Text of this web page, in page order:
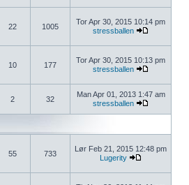
22 1005
Tor Apr 30, 2015 10:14 pm
stressballen
10 177
Tor Apr 30, 2015 10:13 pm
stressballen
2 32
Man Apr 01, 2013 1:47 am
stressballen
55 733
Lør Feb 21, 2015 12:48 pm
Lugerity